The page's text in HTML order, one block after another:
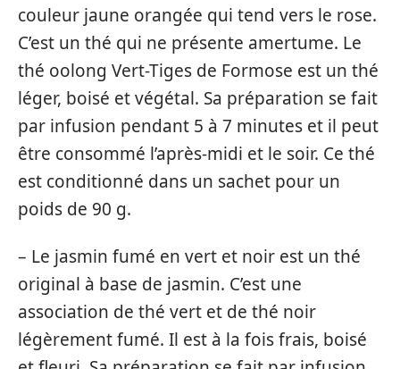
couleur jaune orangée qui tend vers le rose.
C’est un thé qui ne présente amertume. Le
thé oolong Vert-Tiges de Formose est un thé
léger, boisé et végétal. Sa préparation se fait
par infusion pendant 5 à 7 minutes et il peut
être consommé l’après-midi et le soir. Ce thé
est conditionné dans un sachet pour un
poids de 90 g.
– Le jasmin fumé en vert et noir est un thé
original à base de jasmin. C’est une
association de thé vert et de thé noir
légèrement fumé. Il est à la fois frais, boisé